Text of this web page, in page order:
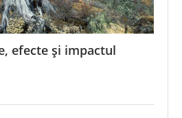
efecte și impactul